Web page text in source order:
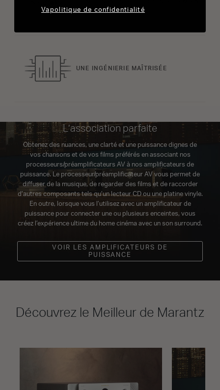
UNE INGÉNIERIE MAÎTRISÉE
L’association parfaite
Obtenez des nuances, une clarté et une puissance dignes de
vos chansons et de vos films préférés en associant nos
processeurs/préamplificateurs AV à nos amplificateurs de
puissance. Le processeur/préamplificateur AV vous permet de
diffuser de la musique, de regarder des films et de raccorder
d’autres composants tels qu’un lecteur CD ou une platine vinyle.
En outre, lorsque vous l’utilisez avec un amplificateur de
puissance pour connecter une ou plusieurs enceintes, vous
créez l’expérience ultime du home cinéma avec un son surround.
VOIR LES AMPLIFICATEURS DE
PUISSANCE
Découvrez le Meilleur de Marantz
Vapolitique de confidentialité